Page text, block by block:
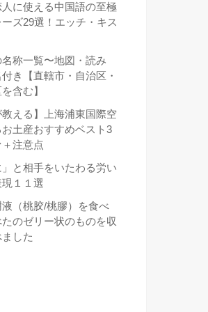
に使える中国語の至極
ズ29選！エッチ・キス
称一覧〜地図・読み
き【直轄市・自治区・
含む】
教える】上海浦東国際空
土産おすすめベスト3
＋注意点
」と相手をいたわる労い
１１選
（桃胶/桃膠）を食べ
のゼリー状のものを収
した